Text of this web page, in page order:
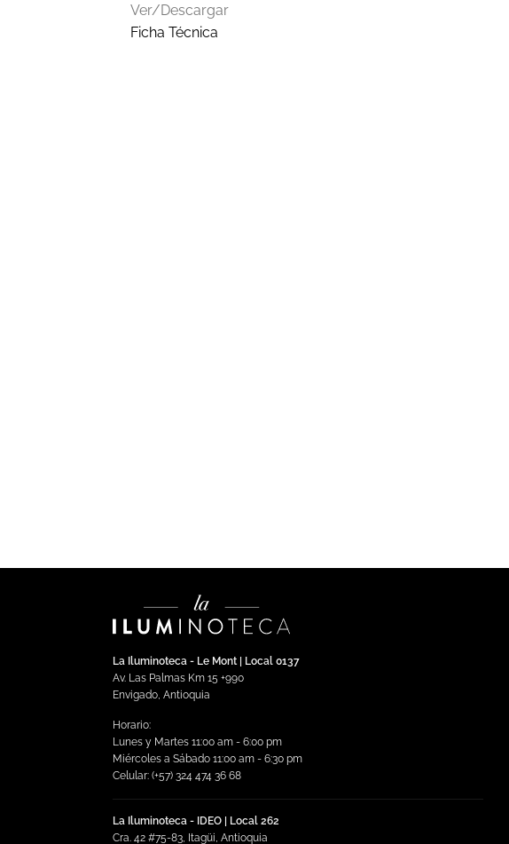
Ver/Descargar
Ficha Técnica
La Iluminoteca - Le Mont | Local 0137
Av. Las Palmas Km 15 +990
Envigado, Antioquia
Horario:
Lunes y Martes 11:00 am - 6:00 pm
Miércoles a Sábado 11:00 am - 6:30 pm
Celular: (+57) 324 474 36 68
La Iluminoteca - IDEO | Local 262
Cra. 42 #75-83, Itagüi, Antioquia